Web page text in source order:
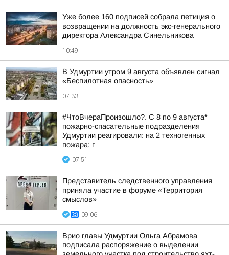
Уже более 160 подписей собрала петиция о
возвращении на должность экс-генерального
директора Александра Синельникова
10:49
В Удмуртии утром 9 августа объявлен сигнал
«Беспилотная опасность»
07:33
#ЧтоВчераПроизошло?. С 8 по 9 августа*
пожарно-спасательные подразделения
Удмуртии реагировали: на 2 техногенных
пожара: г
07:51
Представитель следственного управления
приняла участие в форуме «Территория
смыслов»
09:06
Врио главы Удмуртии Ольга Абрамова
подписала распоряжение о выделении